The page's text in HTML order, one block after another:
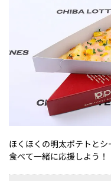
ほくほくの明太ポテトと
食べて一緒に応援しよう！